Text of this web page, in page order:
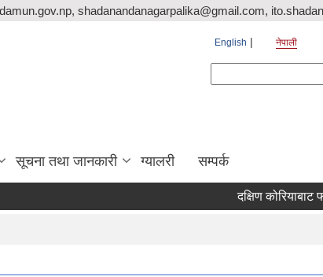
shadanandanagarpalika@gmail.com,
English नेपाली
सूचना तथा जानकारी ग्यालरी सम्पर्क
दक्षिण कोरियाबाट